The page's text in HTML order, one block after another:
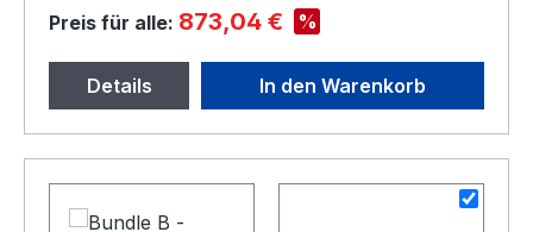
Preis für alle: 873,04 € %
Details In den Warenkorb